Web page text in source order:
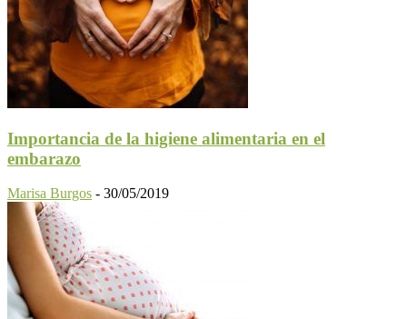
Importancia de la higiene alimentaria en el
embarazo
Marisa Burgos - 30/05/2019